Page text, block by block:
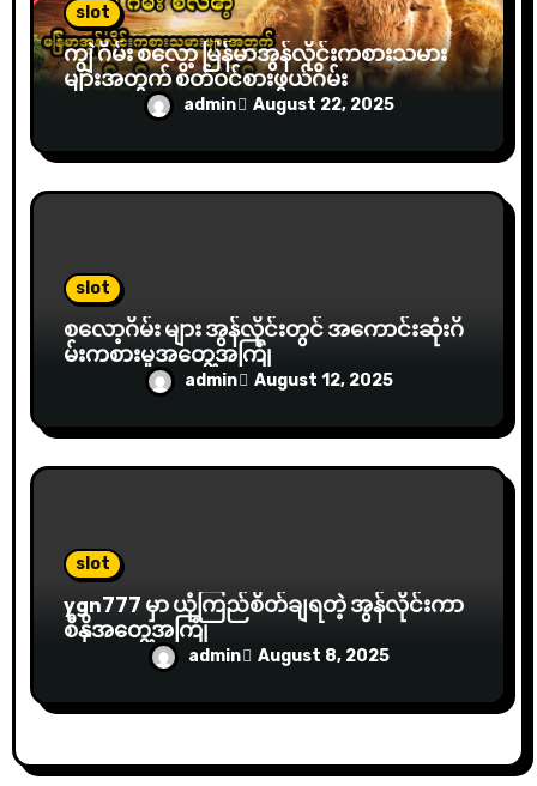
slot
ကျွဲ ဂိမ်း စလော့ မြန်မာအွန်လိုင်းကစားသမား
များအတွက် စိတ်ဝင်စားဖွယ်ဂိမ်း
admin August 22, 2025
slot
စလော့ဂိမ်း များ အွန်လိုင်းတွင် အကောင်းဆုံးဂိ
မ်းကစားမှုအတွေ့အကြုံ
admin August 12, 2025
slot
ygn777 မှာ ယုံကြည်စိတ်ချရတဲ့ အွန်လိုင်းကာ
စီနိုအတွေ့အကြုံ
admin August 8, 2025